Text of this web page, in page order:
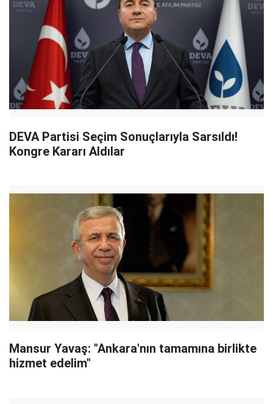
DEVA Partisi Seçim Sonuçlarıyla Sarsıldı!
Kongre Kararı Aldılar
Mansur Yavaş: "Ankara'nın tamamına birlikte
hizmet edelim"